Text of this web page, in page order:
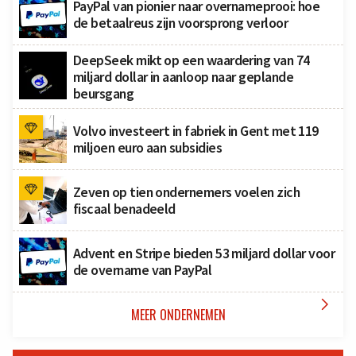
PayPal van pionier naar overnameprooi: hoe
de betaalreus zijn voorsprong verloor
DeepSeek mikt op een waardering van 74
miljard dollar in aanloop naar geplande
beursgang
Volvo investeert in fabriek in Gent met 119
miljoen euro aan subsidies
Zeven op tien ondernemers voelen zich
fiscaal benadeeld
Advent en Stripe bieden 53 miljard dollar voor
de overname van PayPal
MEER ONDERNEMEN 